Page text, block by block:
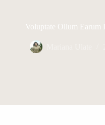
Voluptate Ollum